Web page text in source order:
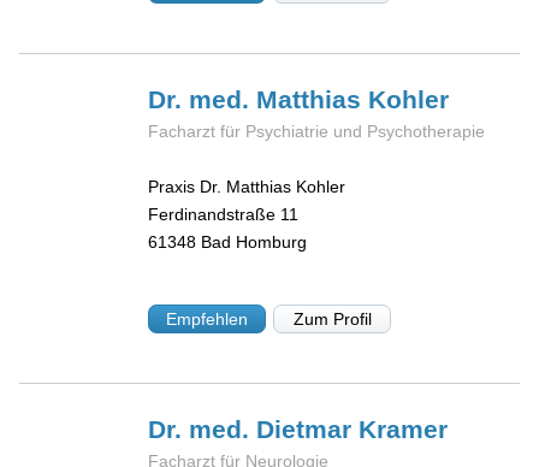
Dr. med. Matthias Kohler
Facharzt für Psychiatrie und Psychotherapie
Praxis Dr. Matthias Kohler
Ferdinandstraße 11
61348 Bad Homburg
Empfehlen Zum Profil
Dr. med. Dietmar Kramer
Facharzt für Neurologie